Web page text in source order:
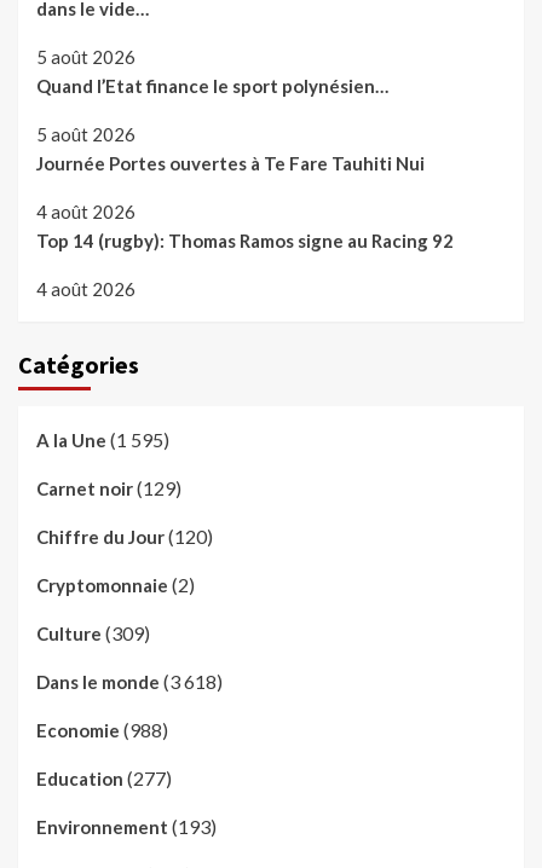
dans le vide…
5 août 2026
Quand l’Etat finance le sport polynésien…
5 août 2026
Journée Portes ouvertes à Te Fare Tauhiti Nui
4 août 2026
Top 14 (rugby): Thomas Ramos signe au Racing 92
4 août 2026
Catégories
A la Une (1 595)
Carnet noir(129)
Chiffre du Jour(120)
Cryptomonnaie (2)
Culture (309)
Dans le monde (3 618)
Economie (988)
Education (277)
Environnement (193)